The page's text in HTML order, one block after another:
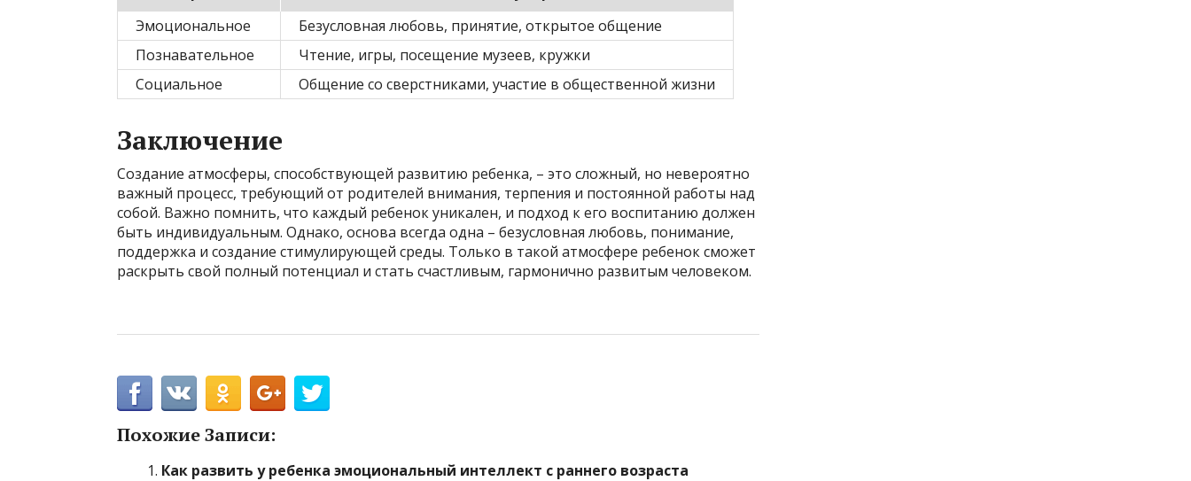
Эмоциональное
Безусловная любовь, принятие, открытое общение
Познавательное
Чтение, игры, посещение музеев, кружки
Социальное
Общение со сверстниками, участие в общественной жизни
Заключение
Создание атмосферы, способствующей развитию ребенка, – это сложный, но невероятно
важный процесс, требующий от родителей внимания, терпения и постоянной работы над
собой. Важно помнить, что каждый ребенок уникален, и подход к его воспитанию должен
быть индивидуальным. Однако, основа всегда одна – безусловная любовь, понимание,
поддержка и создание стимулирующей среды. Только в такой атмосфере ребенок сможет
раскрыть свой полный потенциал и стать счастливым, гармонично развитым человеком.
Похожие Записи:
Как развить у ребенка эмоциональный интеллект с раннего возраста